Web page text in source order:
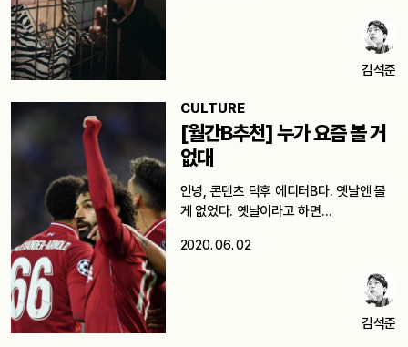
김석준
CULTURE
[월간B추천] 누가 요즘 볼 거
없대
안녕, 콘텐츠 덕후 에디터B다. 옛날엔 볼
게 없었다. 옛날이라고 하면…
2020. 06. 02
김석준